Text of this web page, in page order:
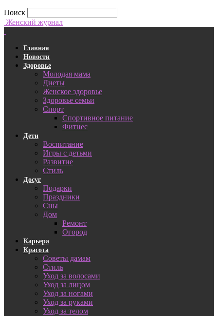
Поиск
Женский журнал
Главная
Новости
Здоровье
Молодая мама
Диеты
Женское здоровье
Здоровье семьи
Спорт
Спортивное питание
Фитнес
Дети
Воспитание
Игры с детьми
Развитие
Стиль
Досуг
Подарки
Праздники
Сны
Дом
Ремонт
Огород
Карьера
Красота
Советы дамам
Стиль
Уход за волосами
Уход за лицом
Уход за ногами
Уход за руками
Уход за телом